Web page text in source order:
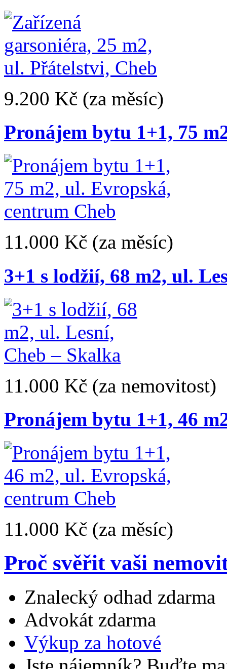
9.200 Kč (za měsíc)
Pronájem bytu 1+1, 75
11.000 Kč (za měsíc)
3+1 s lodžií, 68 m2, ul.
11.000 Kč (za nemovitost)
Pronájem bytu 1+1, 46
11.000 Kč (za měsíc)
Proč svěřit vaši
Znalecký odhad zdarma
Advokát zdarma
Výkup za hotové